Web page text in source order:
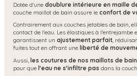
Dotée d'une doublure intérieure en maille
couche maillot de bain assure le confort de
Contrairement aux couches jetables de bain,
contact de l'eau. Les élastiques à l'entrejambe
garantissent un ajustement parfait,
fuites tout en offrant une liberté de
Aussi, les coutures de nos maillots de
pour que l'eau ne s'infiltre pas dans la